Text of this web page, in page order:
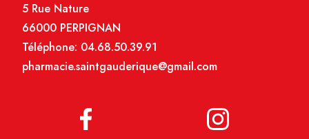
5 Rue Nature
66000 PERPIGNAN
Téléphone: 04.68.50.39.91
pharmacie.saintgauderique@gmail.com